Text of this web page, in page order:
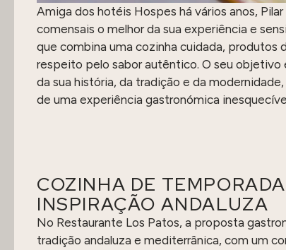
Amiga dos hotéis Hospes há vários anos,
comensais o melhor da sua experiência e
que combina uma cozinha cuidada, produtos
respeito pelo sabor autêntico. O seu objetivo
da sua história, da tradição e da
de uma experiência gastronómica
COZINHA DE
INSPIRAÇÃO ANDALUZA
No Restaurante Los Patos, a proposta
tradição andaluza e mediterrânica, com um